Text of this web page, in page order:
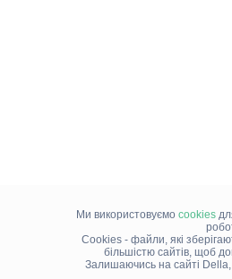
Ми використовуємо cookies
Cookies - файли, які
більшістю сайтів, щоб
Залишаючись на сайті